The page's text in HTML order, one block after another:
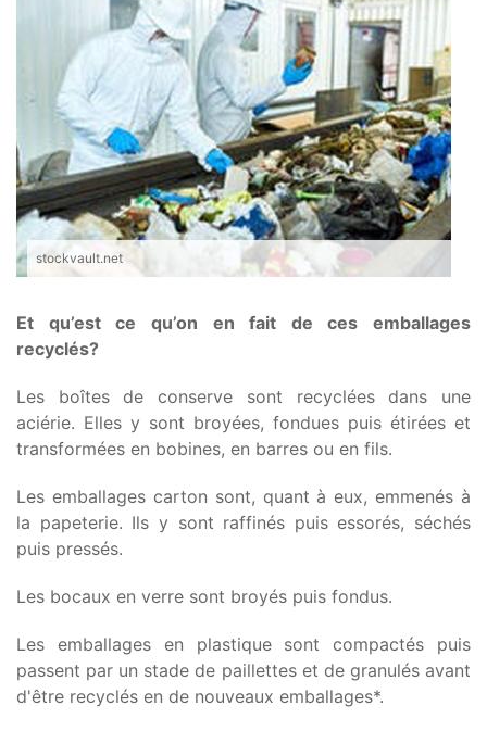
stockvault.net
Et qu’est ce qu’on en fait de ces emballages
recyclés?
Les boîtes de conserve sont recyclées dans une
aciérie. Elles y sont broyées, fondues puis étirées et
transformées en bobines, en barres ou en fils.
Les emballages carton sont, quant à eux, emmenés à
la papeterie. Ils y sont raffinés puis essorés, séchés
puis pressés.
Les bocaux en verre sont broyés puis fondus.
Les emballages en plastique sont compactés puis
passent par un stade de paillettes et de granulés avant
d'être recyclés en de nouveaux emballages*.